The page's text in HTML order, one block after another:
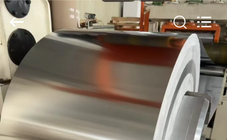
ΣΠΊΤΙ
ΠΡΟΪΌΝΤΑ
ΒΊΝΤΕΟ
Special
Steel
Ltd.
All
Rights
Reserved.